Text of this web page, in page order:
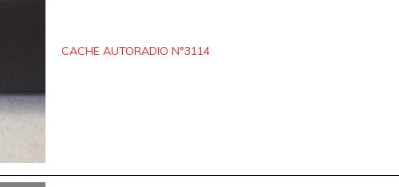
CACHE AUTORADIO N°3114